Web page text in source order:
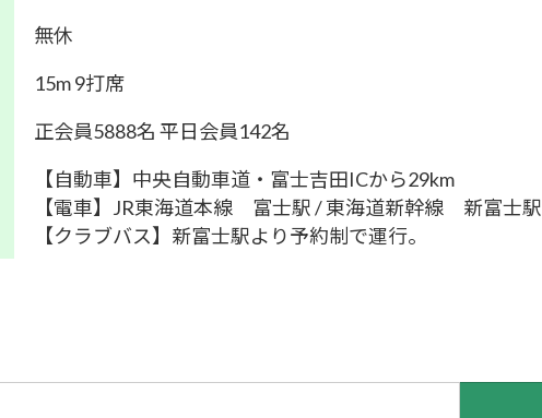
無休
15m 9打席
正会員5888名 平日会員142名
【自動車】中央自動車道・富士吉田ICから29km
【電車】JR東海道本線 富士駅 / 東海道新幹線 新富士駅
【クラブバス】新富士駅より予約制で運行。